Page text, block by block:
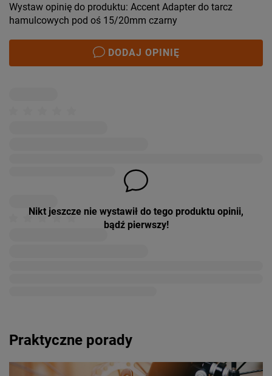
Wystaw opinię do produktu: Accent Adapter do tarcz
hamulcowych pod oś 15/20mm czarny
DODAJ OPINIĘ
Nikt jeszcze nie wystawił do tego produktu opinii,
bądź pierwszy!
Praktyczne porady